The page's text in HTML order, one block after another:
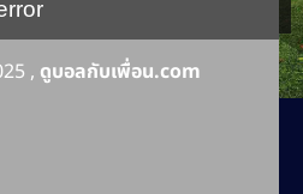
, ดูบอลกับเพื่อน.com